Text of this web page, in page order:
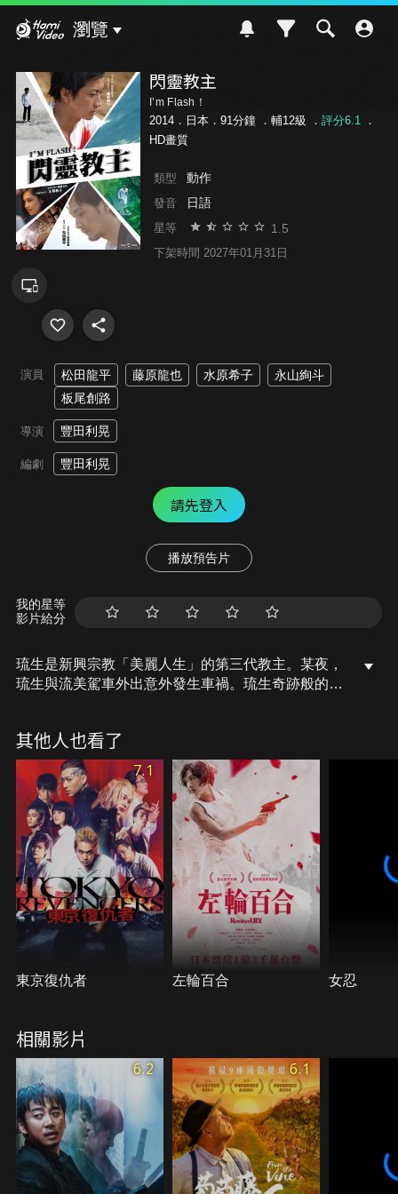
瀏覽
閃靈教主
I’m Flash！
2014．日本．91分鐘 ． 輔12級 ． 評分6.1．
HD畫質
類型 動作
發音 日語
星等 1.5
下架時間 2027年01月31日
演員 松田龍平 藤原龍也 水原希子
永山絢斗
板尾創路
導演 豐田利晃
編劇 豐田利晃
請先登入
播放預告片
我的星等
影片給分
琉生是新興宗教「美麗人生」的第三代教主。某夜，
琉生與流美駕車外出意外發生車禍。琉生奇跡般的輕
孤島避風頭。車禍讓琉生第一次如此貼近死亡，也讓
他開始思考生存的意義，於是毅然決然決定離開「美
麗人生」…
其他人也看了
7.1
東京復仇者 左輪百合 女忍
相關影片
6.2 6.1